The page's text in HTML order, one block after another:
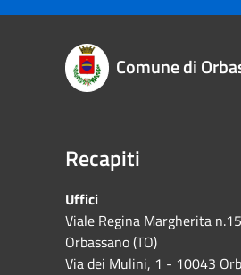
Comune di
Recapiti
Uffici
Viale Regina Margherita
Orbassano (TO)
Via dei Mulini, 1 - 10043